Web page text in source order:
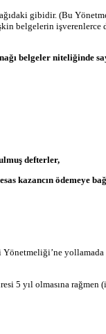
gibidir. (Bu
belgelerin
belgeler niteliğinde
defterler,
kazancın ödemeye
yıl olmasına rağmen